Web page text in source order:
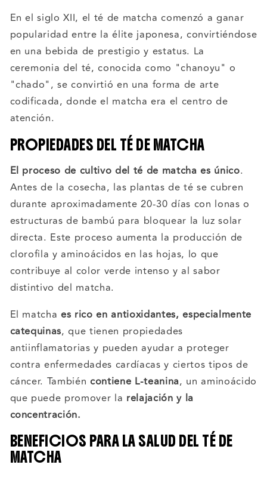
En el siglo XII, el té de matcha comenzó a ganar
popularidad entre la élite japonesa, convirtiéndose
en una bebida de prestigio y estatus. La
ceremonia del té, conocida como "chanoyu" o
"chado", se convirtió en una forma de arte
codificada, donde el matcha era el centro de
atención.
PROPIEDADES DEL TÉ DE MATCHA
El proceso de cultivo del té de matcha es único.
Antes de la cosecha, las plantas de té se cubren
durante aproximadamente 20-30 días con lonas o
estructuras de bambú para bloquear la luz solar
directa. Este proceso aumenta la producción de
clorofila y aminoácidos en las hojas, lo que
contribuye al color verde intenso y al sabor
distintivo del matcha.
El matcha es rico en antioxidantes, especialmente
catequinas, que tienen propiedades
antiinflamatorias y pueden ayudar a proteger
contra enfermedades cardíacas y ciertos tipos de
cáncer. Tambiéncontiene L-teanina, un aminoácido
que puede promover la relajación y la
concentración.
BENEFICIOS PARA LA SALUD DEL TÉ DE
MATCHA